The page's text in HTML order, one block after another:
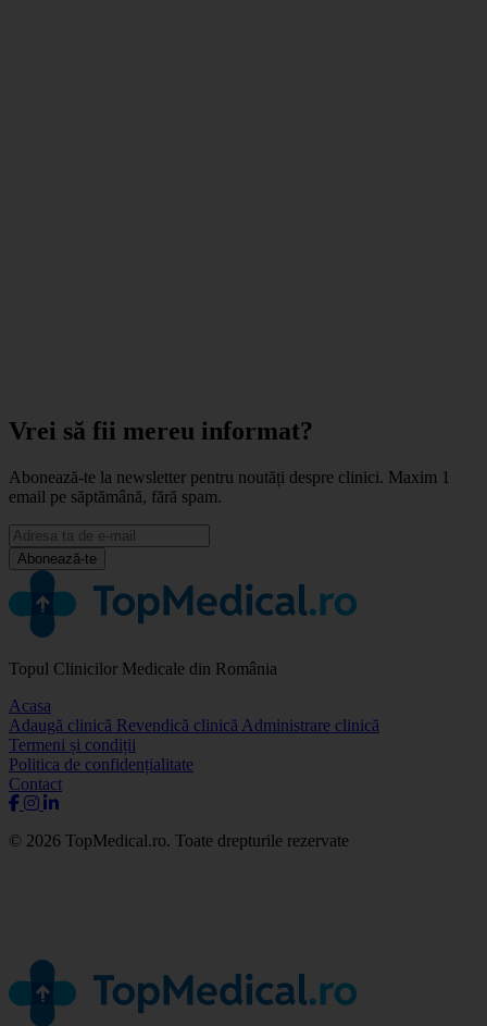
Vrei să fii mereu informat?
Abonează-te la newsletter pentru noutăți despre clinici. Maxim 1
email pe săptămână, fără spam.
Abonează-te
Topul Clinicilor Medicale din România
Acasa
Adaugă clinică Revendică clinică Administrare clinică
Termeni și condiții
Politica de confidențialitate
Contact
© 2026 TopMedical.ro. Toate drepturile rezervate